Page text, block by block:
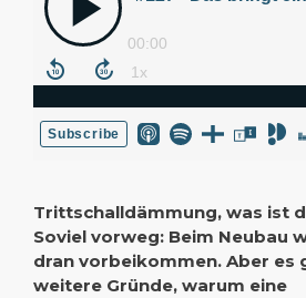
Trittschalldämmung, was ist
Soviel vorweg: Beim Neubau
dran vorbeikommen. Aber es
weitere Gründe, warum eine